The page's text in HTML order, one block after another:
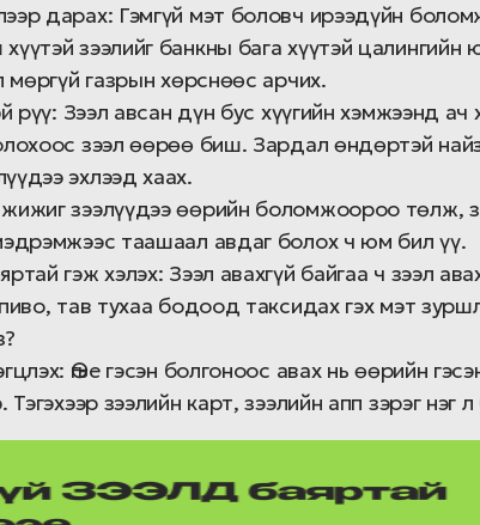
дарах: Гэмгүй мэт боловч ирээдүйн
зээлийг банкны бага хүүтэй
мөргүй газрын хөрснөөс арчих.
рүү: Зээл авсан дүн бус хүүгийн хэмжээнд
зээл өөрөө биш. Зардал өндөртэй
эхлээд хаах.
зээлүүдээ өөрийн боломжоороо төлж,
таашаал авдаг болох ч юм бил үү.
гэж хэлэх: Зээл авахгүй байгаа ч зээл
тав тухаа бодоод таксидах гэх мэт
Өгье гэсэн болгоноос авах нь өөрийн
зээлийн карт, зээлийн апп зэрэг нэг